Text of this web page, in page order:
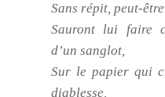
Sans répit, peut-
Sauront lui faire
d’un sanglot,
Sur le papier qui
diablesse,